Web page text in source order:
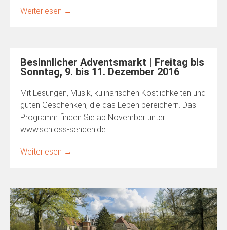
Weiterlesen →
Besinnlicher Adventsmarkt | Freitag bis
Sonntag, 9. bis 11. Dezember 2016
Mit Lesungen, Musik, kulinarischen Köstlichkeiten und
guten Geschenken, die das Leben bereichern. Das
Programm finden Sie ab November unter
www.schloss-senden.de.
Weiterlesen →